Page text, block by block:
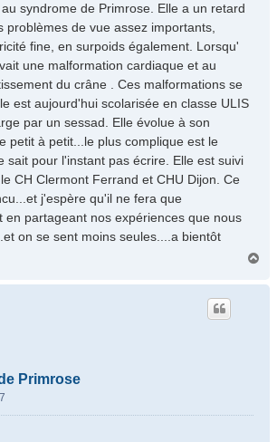
syndrome de Primrose. Elle a un retard
problèmes de vue assez importants,
fine, en surpoids également. Lorsqu'
une malformation cardiaque et au
du crâne . Ces malformations se
est aujourd'hui scolarisée en classe ULIS
par un sessad. Elle évolue à son
petit à petit...le plus complique est le
sait pour l'instant pas écrire. Elle est suivi
CH Clermont Ferrand et CHU Dijon. Ce
j'espère qu'il ne fera que
en partageant nos expériences que nous
on se sent moins seules....a bientôt
u
Primrose